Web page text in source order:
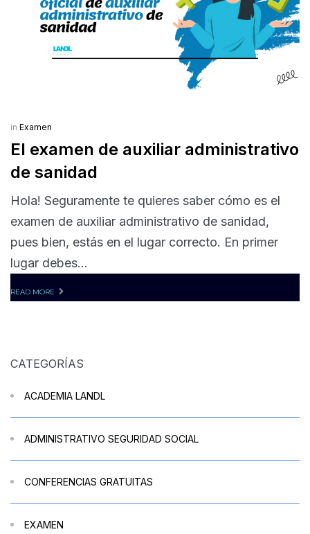
in Examen
El examen de auxiliar administrativo
de sanidad
Hola! Seguramente te quieres saber cómo es el
examen de auxiliar administrativo de sanidad,
pues bien, estás en el lugar correcto. En primer
lugar debes...
READ MORE
CATEGORÍAS
ACADEMIA LANDL
ADMINISTRATIVO SEGURIDAD SOCIAL
CONFERENCIAS GRATUITAS
EXAMEN